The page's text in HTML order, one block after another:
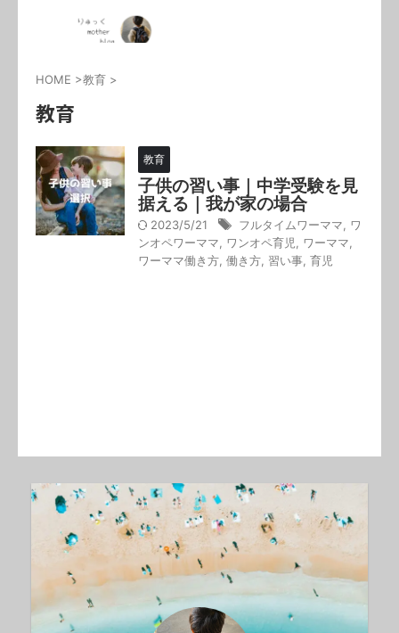
HOME >教育 >
教育
教育
子供の習い事｜中学受験を見
据える｜我が家の場合
2023/5/21 フルタイムワーママ
ワ
ンオペワーママ
ワンオペ育児 ワーママ
ワーママ働き方 働き方 習い事 育児